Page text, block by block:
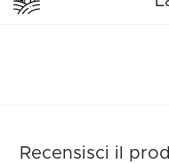
Recensisci il